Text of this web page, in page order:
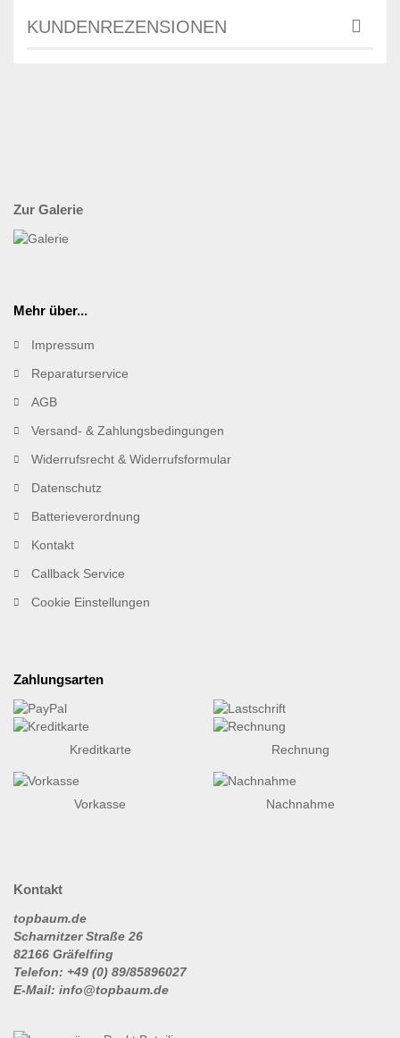
KUNDENREZENSIONEN
Zur Galerie
Mehr über...
Impressum
Reparaturservice
AGB
Versand- & Zahlungsbedingungen
Widerrufsrecht & Widerrufsformular
Datenschutz
Batterieverordnung
Kontakt
Callback Service
Cookie Einstellungen
Zahlungsarten
Kreditkarte Rechnung
Vorkasse Nachnahme
Kontakt
topbaum.de
Scharnitzer Straße 26
82166 Gräfelfing
Telefon: +49 (0) 89/85896027
E-Mail: info@topbaum.de